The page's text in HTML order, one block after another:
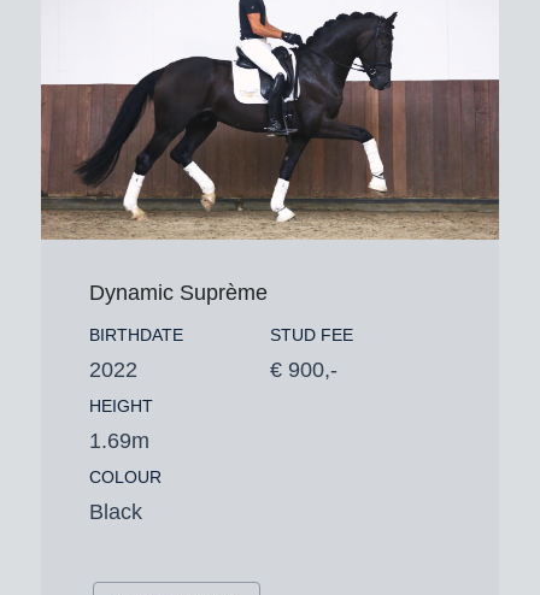
Dynamic Suprème
BIRTHDATE
2022
HEIGHT
1.69m
COLOUR
Black
STUD FEE
€ 900,-